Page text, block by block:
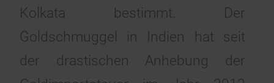
Kolkata bestimmt. Der
Goldschmuggel in Indien hat seit
der drastischen Anhebung der